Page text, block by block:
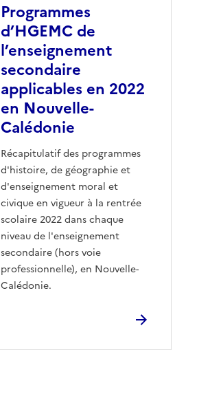
Programmes
d’HGEMC de
l’enseignement
secondaire
applicables en 2022
en Nouvelle-
Calédonie
Récapitulatif des programmes
d'histoire, de géographie et
d'enseignement moral et
civique en vigueur à la rentrée
scolaire 2022 dans chaque
niveau de l'enseignement
secondaire (hors voie
professionnelle), en Nouvelle-
Calédonie.